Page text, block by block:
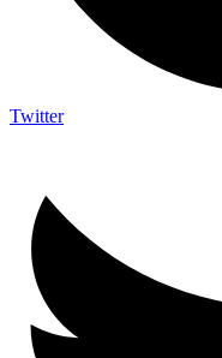
Twitter